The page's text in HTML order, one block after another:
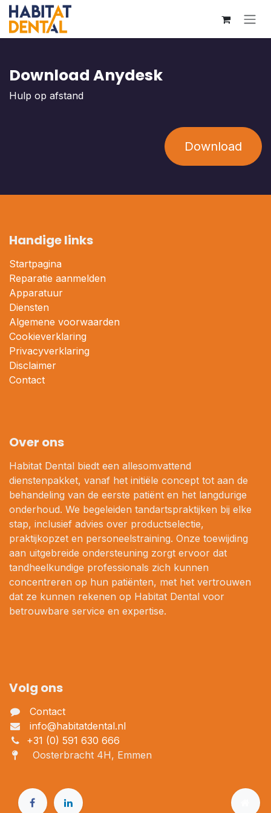
Overslaan naar inhoud
Download Anydesk
Hulp op afstand
Download
Handige links
Startpagina
Reparatie aanmelden
Apparatuur
Diensten
Algemene voorwaarden
Cookieverklaring
Privacyverklaring
Disclaimer
Contact
Over ons
Habitat Dental biedt een allesomvattend
dienstenpakket, vanaf het initiële concept tot aan de
behandeling van de eerste patiënt en het langdurige
onderhoud. We begeleiden tandartspraktijken bij elke
stap, inclusief advies over productselectie,
praktijkopzet en personeelstraining. Onze toewijding
aan uitgebreide ondersteuning zorgt ervoor dat
tandheelkundige professionals zich kunnen
concentreren op hun patiënten, met het vertrouwen
dat ze kunnen rekenen op Habitat Dental voor
betrouwbare service en expertise.
Volg ons
Contact
info@habitatdental.nl
+31 (0) 591 630 666
Oosterbracht 4H, Emmen